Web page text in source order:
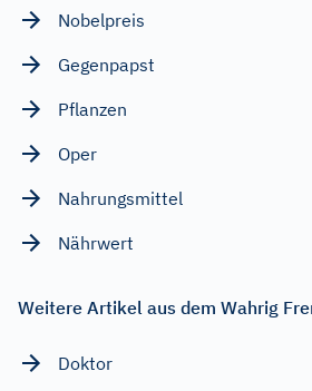
Nobelpreis
Gegenpapst
Pflanzen
Oper
Nahrungsmittel
Nährwert
Weitere Artikel aus dem Wahrig
Doktor